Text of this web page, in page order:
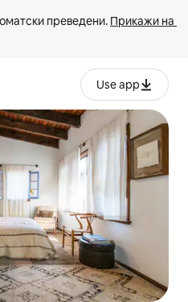
преведени. Прикажи на
Use app